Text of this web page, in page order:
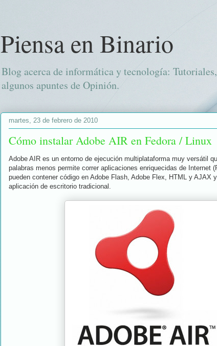
Piensa en Binario
Blog acerca de informática y tecnología:
algunos apuntes de Opinión.
martes, 23 de febrero de 2010
Cómo instalar Adobe AIR en Fedora / Linux
Adobe AIR es un entorno de ejecución multiplataforma muy versátil
palabras menos permite correr aplicaciones enriquecidas de Internet
pueden contener código en Adobe Flash, Adobe Flex, HTML y AJAX
aplicación de escritorio tradicional.